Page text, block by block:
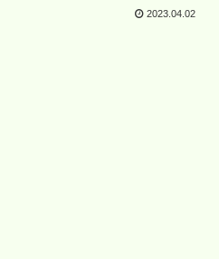
2023.04.02